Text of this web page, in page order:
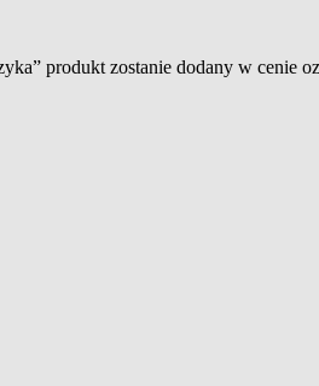
produkt zostanie dodany w